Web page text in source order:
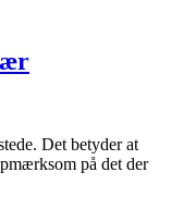
Det betyder at
på det der